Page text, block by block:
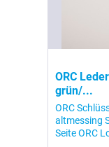
ORC
grün/...
ORC
altmessing
Seite ORC